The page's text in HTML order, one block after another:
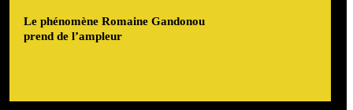
Le phénomène Romaine Gandonou
prend de l’ampleur